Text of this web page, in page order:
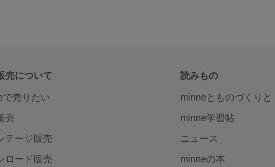
売について
で売りたい
売
テージ販売
ロード販売
読みもの
minneとものづくりと
minne学習帖
ニュース
minneの本